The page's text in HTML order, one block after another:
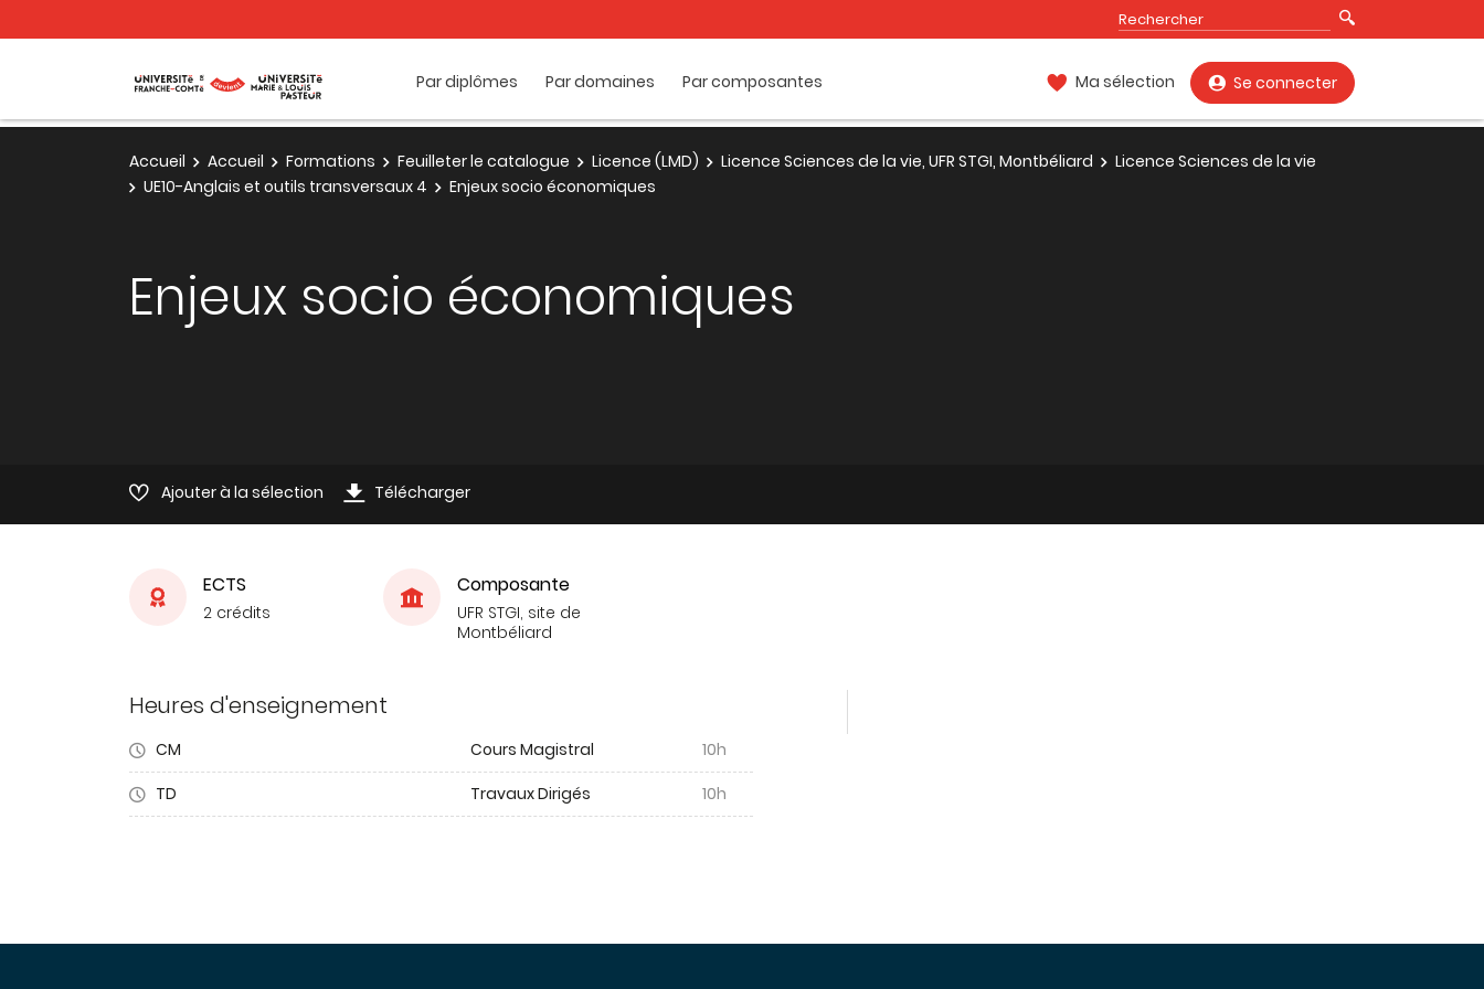
Par diplômes Par domaines Par composantes Ma sélection Se connecter
Accueil Accueil Formations Feuilleter le catalogue Licence (LMD) Licence Sciences de la vie, UFR STGI, Montbéliard
Licence Sciences de la vie
UE10-Anglais et outils transversaux 4
Enjeux socio économiques
Enjeux socio économiques
Ajouter à la sélection Télécharger
ECTS
2 crédits
Composante
UFR STGI, site de
Montbéliard
Heures d'enseignement
CM Cours Magistral
10h
TD
Travaux Dirigés 10h